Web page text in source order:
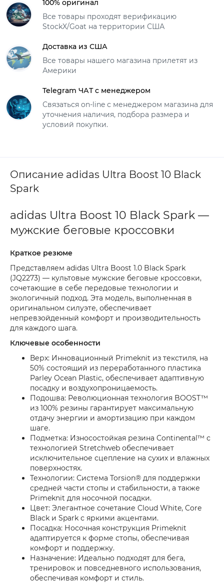
100% оригинал
Все товары проходят верификацию
StockX/Goat на территории США
Доставка из США
Все товары нашего магазина прилетят из
Америки
Telegram ЧАТ с менеджером
Связаться on-line с менеджером магазина для
уточнения наличия, подбора размера и
условий покупки.
Описание adidas Ultra Boost 10 Black
Spark
adidas Ultra Boost 10 Black Spark —
мужские беговые кроссовки
Краткое резюме
Представляем adidas Ultra Boost 1.0 Black Spark
(JQ2273) — культовые мужские беговые кроссовки,
сочетающие в себе передовые технологии и
экологичный подход. Эта модель, выполненная в
оригинальном силуэте, обеспечивает
непревзойденный комфорт и производительность
для каждого шага.
Ключевые особенности
Верх: Инновационный Primeknit из текстиля, на
50% состоящий из переработанного пластика
Parley Ocean Plastic, обеспечивает адаптивную
посадку и воздухопроницаемость.
Подошва: Революционная технология BOOST™
из 100% резины гарантирует максимальную
отдачу энергии и амортизацию при каждом
шаге.
Подметка: Износостойкая резина Continental™ с
технологией Stretchweb обеспечивает
исключительное сцепление на сухих и влажных
поверхностях.
Технологии: Система Torsion® для поддержки
средней части стопы и стабильности, а также
Primeknit для носочной посадки.
Цвет: Элегантное сочетание Cloud White, Core
Black и Spark с яркими акцентами.
Посадка: Носочная конструкция Primeknit
адаптируется к форме стопы, обеспечивая
комфорт и поддержку.
Назначение: Идеально подходят для бега,
тренировок и повседневного использования,
обеспечивая комфорт и стиль.